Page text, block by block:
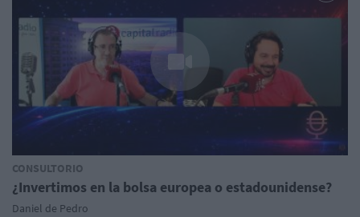
CONSULTORIO
¿Invertimos en la bolsa europea o estadounidense?
Daniel de Pedro